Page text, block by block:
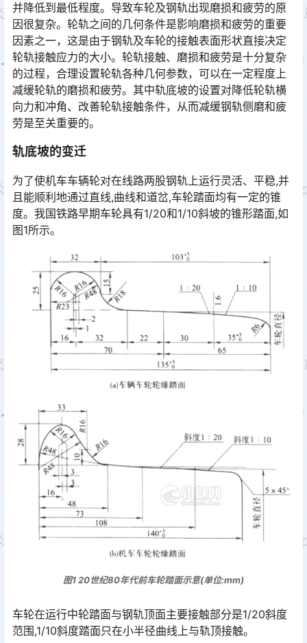
并降低到最低程度。导致车轮及钢轨出现磨损和疲劳的原
因很复杂。轮轨之间的几何条件是影响磨损和疲劳的重要
因素之一，这是由于钢轨及车轮的接触表面形状直接决定
轮轨接触应力的大小。轮轨接触、磨损和疲劳是十分复杂
的过程，合理设置轮轨各种几何参数，可以在一定程度上
减缓轮轨的磨损和疲劳。其中轨底坡的设置对降低轮轨横
向力和冲角、改善轮轨接触条件，从而减缓钢轨侧磨和疲
劳是至关重要的。󠅅󠅃󠄵󠅂󠄪󠇖󠆨󠆨󠇕󠆞󠆒󠅬󠇘󠆭󠆘󠇙󠆝󠅵󠇗󠆭󠆁󠄐󠇗󠅹󠅸󠇖󠆍󠅳󠇖󠅹󠅰󠇖󠆌󠅹
轨底坡的变迁
为了使机车车辆轮对在线路两股钢轨上运行灵活、平稳,并
且能顺利地通过直线,曲线和道岔,车轮踏面均有一定的锥
度。我国铁路早期车轮具有1/20和1/10斜坡的锥形踏面,如
图1所示。󠅅󠅃󠄵󠅂󠄪󠇖󠆨󠆨󠇕󠆞󠆒󠅬󠇘󠆭󠆘󠇙󠆝󠅵󠇗󠆭󠆁󠄐󠇗󠅹󠅸󠇖󠆍󠅳󠇖󠅹󠅰󠇖󠆌󠅹
图1 20世纪80年代前车轮踏面示意(单位:mm)
车轮在运行中轮踏面与钢轨顶面主要接触部分是1/20斜度
范围,1/10斜度踏面只在小半径曲线上与轨顶接触。